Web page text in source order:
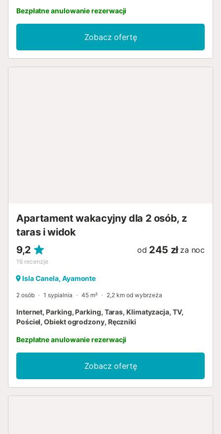
Bezpłatne anulowanie rezerwacji
Zobacz ofertę
Apartament wakacyjny dla 2 osób, z
taras i widok
9,2
16 recenzje
od 245 zł za noc
Isla Canela, Ayamonte
2 osób 1 sypialnia 45 m² 2,2 km od wybrzeża
Internet, Parking, Parking, Taras, Klimatyzacja, TV,
Pościel, Obiekt ogrodzony, Ręczniki
Bezpłatne anulowanie rezerwacji
Zobacz ofertę